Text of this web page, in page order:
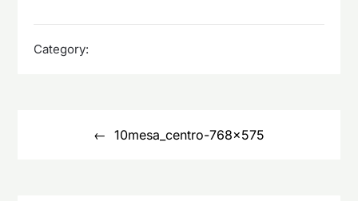
Category:
10mesa_centro-768×575